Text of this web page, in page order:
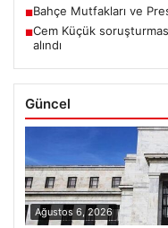
■Bahçe Mutfakları ve
■Cem Küçük
alındı
Güncel
Ağustos 6, 2026